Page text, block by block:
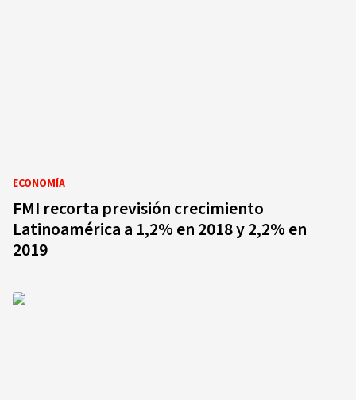
ECONOMÍA
FMI recorta previsión crecimiento
Latinoamérica a 1,2% en 2018 y 2,2% en
2019